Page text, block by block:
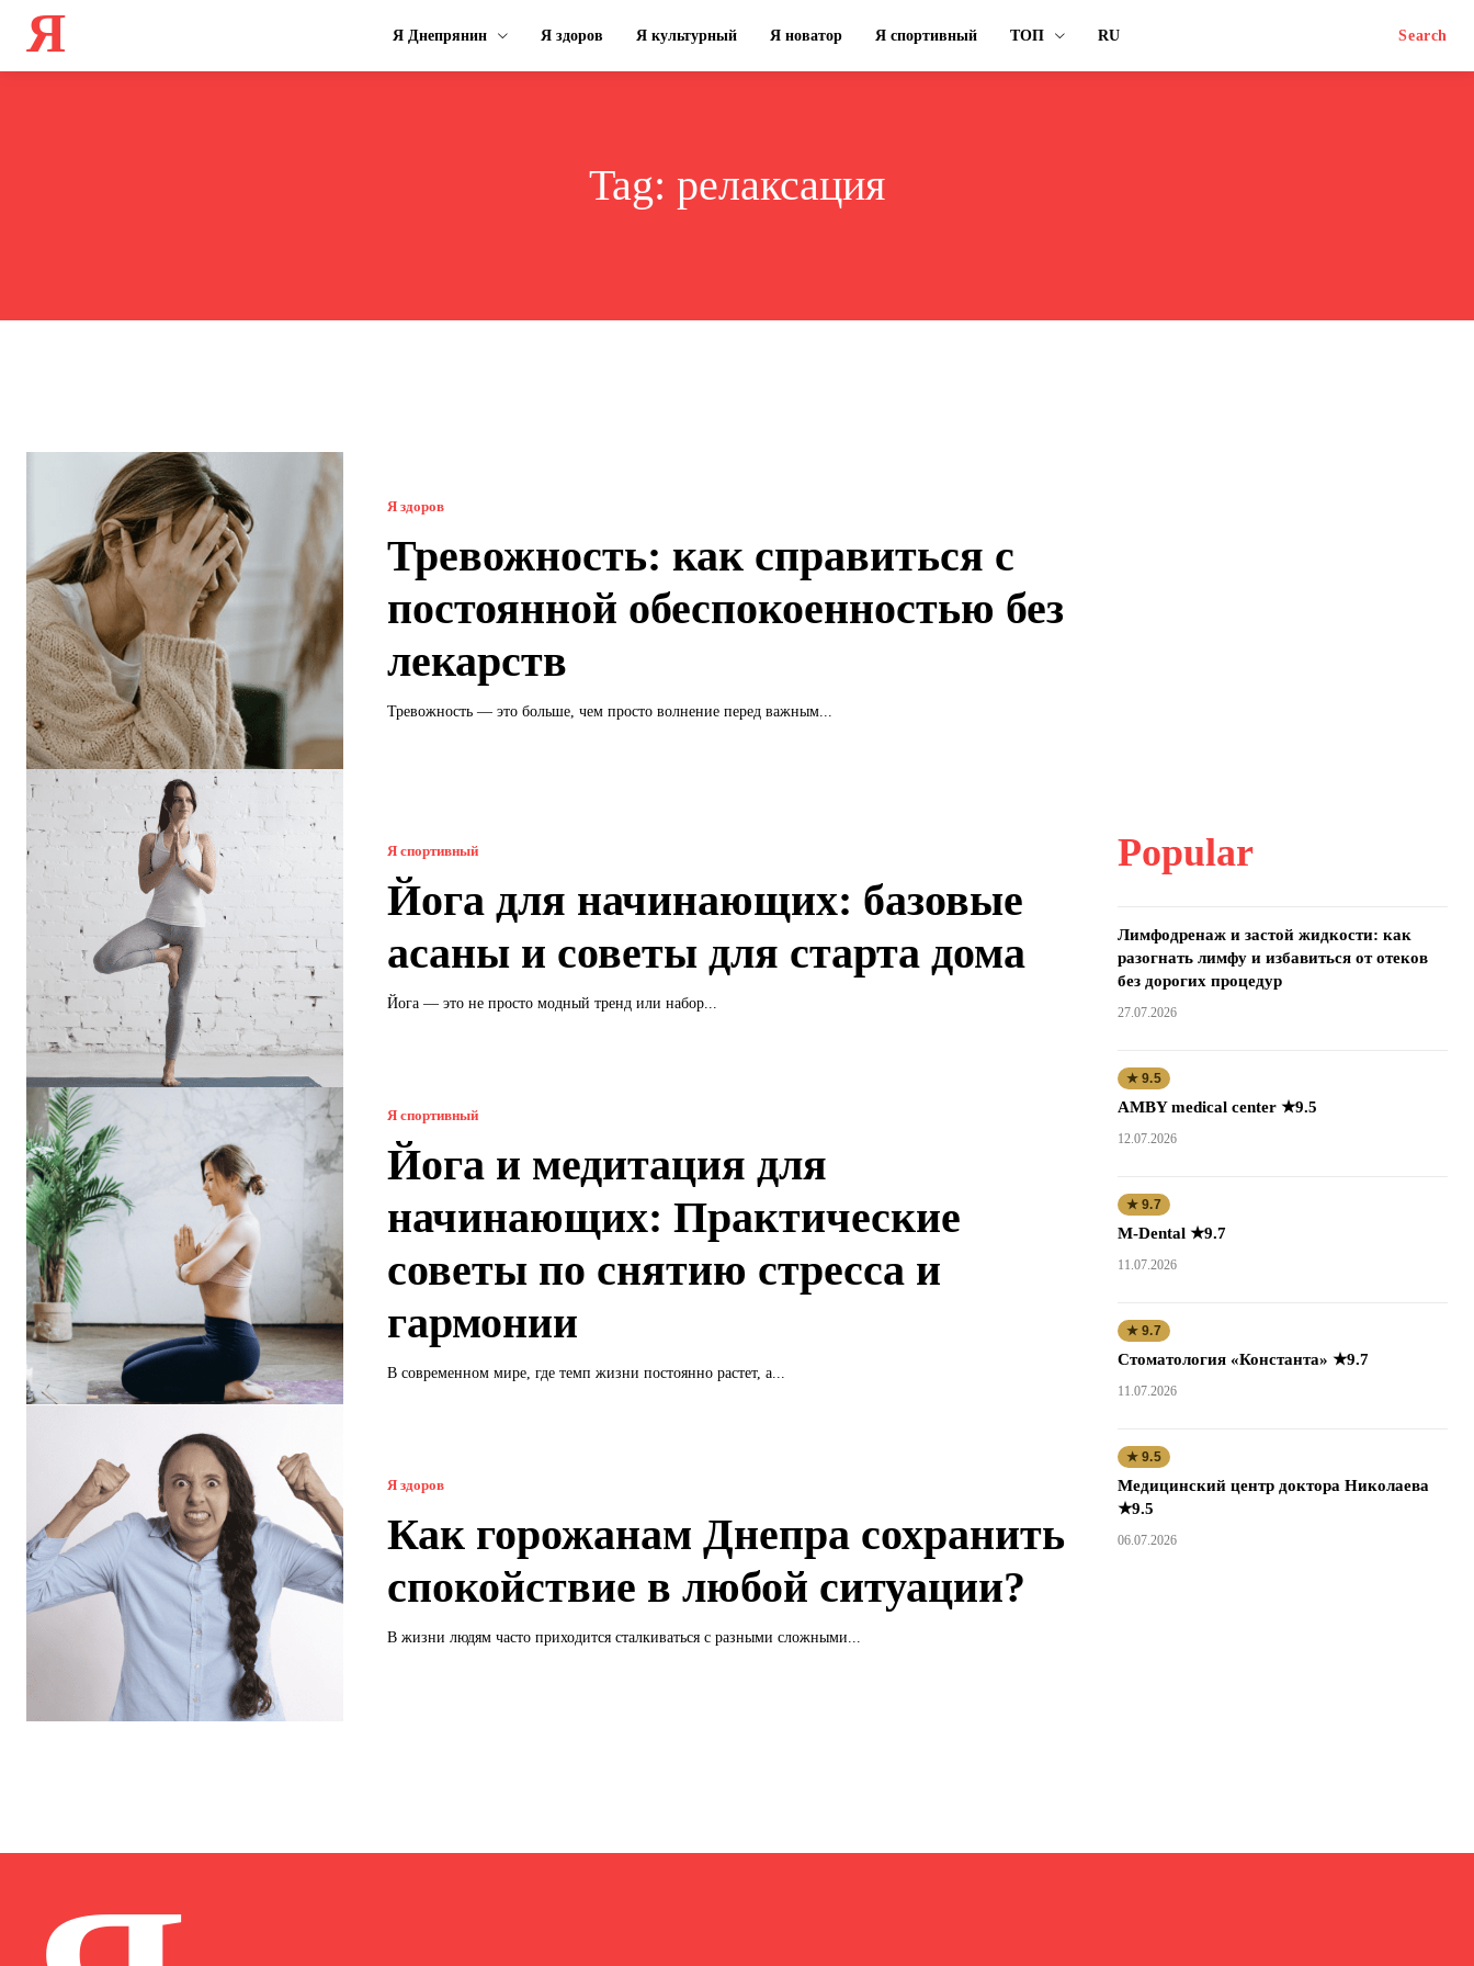
Я Я Днепрянин Я здоров Я культурный Я новатор Я спортивный ТОП RU Search
Tag: релаксация
Я здоров
Тревожность: как справиться с
постоянной обеспокоенностью без
лекарств
Тревожность — это больше, чем просто волнение перед важным...
Я спортивный
Йога для начинающих: базовые
асаны и советы для старта дома
Йога — это не просто модный тренд или набор...
Я спортивный
Йога и медитация для
начинающих: Практические
советы по снятию стресса и
гармонии
В современном мире, где темп жизни постоянно растет, а...
Я здоров
Как горожанам Днепра сохранить
спокойствие в любой ситуации?
В жизни людям часто приходится сталкиваться с разными сложными...
Popular
Лимфодренаж и застой жидкости: как
разогнать лимфу и избавиться от отеков
без дорогих процедур
27.07.2026
★ 9.5
AMBY medical center ★9.5
12.07.2026
★ 9.7
M-Dental ★9.7
11.07.2026
★ 9.7
Стоматология «Константа» ★9.7
11.07.2026
★ 9.5
Медицинский центр доктора Николаева
★9.5
06.07.2026